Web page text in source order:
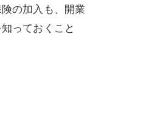
の加入も、開業
っておくこと